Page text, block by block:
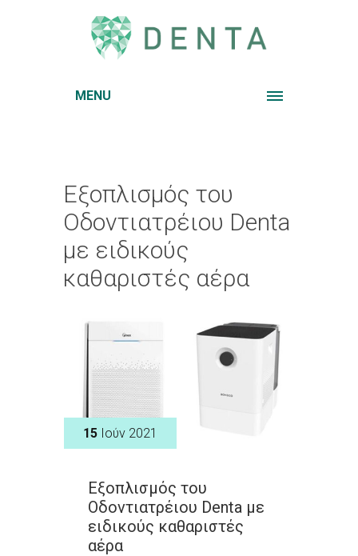
MENU
Εξοπλισμός του
Οδοντιατρέιου Denta
με ειδικούς
καθαριστές αέρα
15 Ιούν 2021
Εξοπλισμός του
Οδοντιατρέιου Denta με
ειδικούς καθαριστές
αέρα